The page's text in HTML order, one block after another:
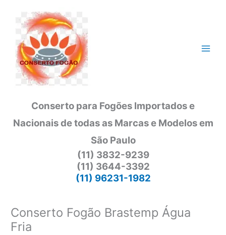
conteúdo
Conserto para Fogões Importados e
Nacionais de todas as Marcas e Modelos em
São Paulo
(11) 3832-9239
(11) 3644-3392
(11) 96231-1982
Conserto Fogão Brastemp Água
Fria